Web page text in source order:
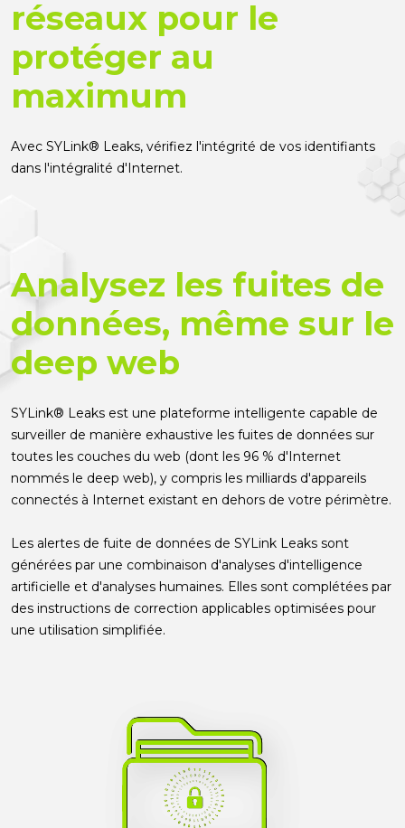
réseaux pour le
protéger au
maximum
Avec SYLink® Leaks, vérifiez l'intégrité de vos identifiants
dans l'intégralité d'Internet.
Analysez les fuites de
données, même sur le
deep web
SYLink® Leaks est une plateforme intelligente capable de
surveiller de manière exhaustive les fuites de données sur
toutes les couches du web (dont les 96 % d'Internet
nommés le deep web), y compris les milliards d'appareils
connectés à Internet existant en dehors de votre périmètre.
Les alertes de fuite de données de SYLink Leaks sont
générées par une combinaison d'analyses d'intelligence
artificielle et d'analyses humaines. Elles sont complétées par
des instructions de correction applicables optimisées pour
une utilisation simplifiée.